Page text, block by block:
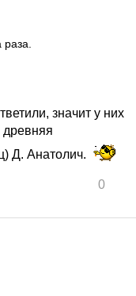
значит у них
древняя
Д. Анатолич.
0